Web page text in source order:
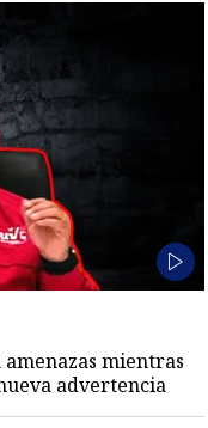
mientras
advertencia